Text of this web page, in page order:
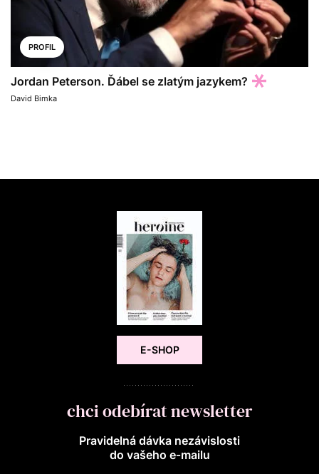
PROFIL
Jordan Peterson. Ďábel se zlatým jazykem?
David Bimka
E-SHOP
chci odebírat newsletter
Pravidelná dávka nezávislosti
do vašeho e‑mailu